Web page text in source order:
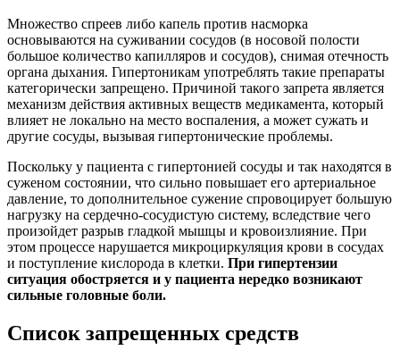
Множество спреев либо капель против насморка
основываются на суживании сосудов (в носовой полости
большое количество капилляров и сосудов), снимая отечность
органа дыхания. Гипертоникам употреблять такие препараты
категорически запрещено. Причиной такого запрета является
механизм действия активных веществ медикамента, который
влияет не локально на место воспаления, а может сужать и
другие сосуды, вызывая гипертонические проблемы.
Поскольку у пациента с гипертонией сосуды и так находятся в
суженом состоянии, что сильно повышает его артериальное
давление, то дополнительное сужение спровоцирует большую
нагрузку на сердечно-сосудистую систему, вследствие чего
произойдет разрыв гладкой мышцы и кровоизлияние. При
этом процессе нарушается микроциркуляция крови в сосудах
и поступление кислорода в клетки. При гипертензии
ситуация обостряется и у пациента нередко возникают
сильные головные боли.
Список запрещенных средств